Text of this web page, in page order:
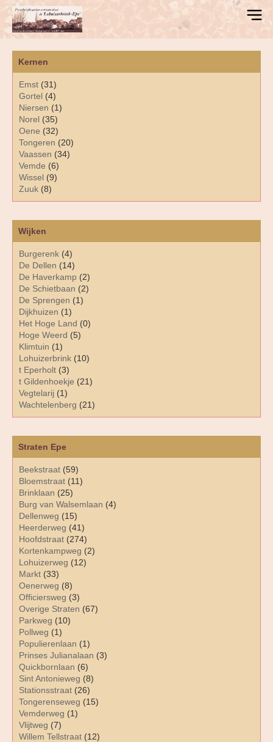
Kernen
Emst (31)
Gortel (4)
Niersen (1)
Norel (35)
Oene (32)
Tongeren (20)
Vaassen (34)
Vemde (6)
Wissel (9)
Zuuk (8)
Straten Epe
Beekstraat (59)
Bloemstraat (11)
Brinklaan (25)
Burg van Walsemlaan (4)
Dellenweg (15)
Heerderweg (41)
Hoofdstraat (274)
Kortenkampweg (2)
Lohuizerweg (12)
Markt (33)
Oenerweg (8)
Officiersweg (3)
Overige Straten (67)
Parkweg (10)
Pollweg (1)
Populierenlaan (1)
Prinses Julianalaan (3)
Quickbornlaan (6)
Sint Antonieweg (8)
Stationsstraat (26)
Tongerenseweg (15)
Vemderweg (1)
Vlijtweg (7)
Willem Tellstraat (12)
Wijken
Burgerenk (4)
De Dellen (14)
De Haverkamp (2)
De Schietbaan (2)
De Sprengen (1)
Dijkhuizen (1)
Het Hoge Land (0)
Hoge Weerd (5)
Klimtuin (1)
Lohuizerbrink (10)
t Eperholt (3)
t Gildenhoekje (21)
Vegtelarij (1)
Wachtelenberg (21)